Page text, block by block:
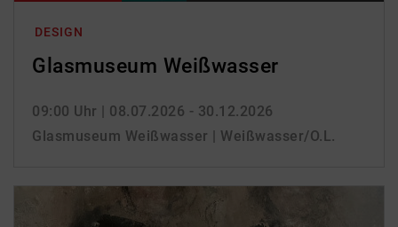
DESIGN
Glasmuseum Weißwasser
09:00 Uhr | 08.07.2026 - 30.12.2026
Glasmuseum Weißwasser | Weißwasser/O.L.